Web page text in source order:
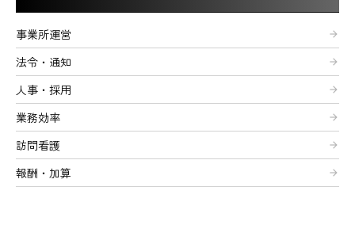
事業所運営 arrow_forward
法令・通知 arrow_forward
人事・採用 arrow_forward
業務効率 arrow_forward
訪問看護 arrow_forward
報酬・加算 arrow_forward